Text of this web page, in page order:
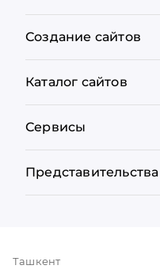
Создание сайтов
Каталог сайтов
Сервисы
Представительства
Ташкент